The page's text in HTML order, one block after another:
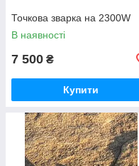
Точкова зварка на 2300W
В наявності
7 500 ₴
Купити